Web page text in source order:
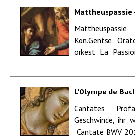
Mattheuspassie
Vuye - Sint
Hulst
Kon.Gentse
orkest La
L'Olympe de
Rhénane -
Cantates
Geschwinde, ihr
Cantate BWV